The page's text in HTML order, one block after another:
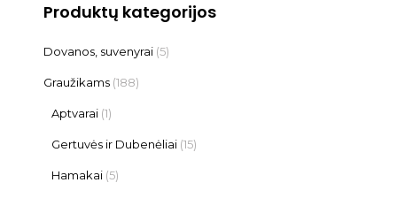
Produktų kategorijos
Dovanos, suvenyrai (5)
Graužikams (188)
Aptvarai (1)
Gertuvės ir Dubenėliai (15)
Hamakai (5)